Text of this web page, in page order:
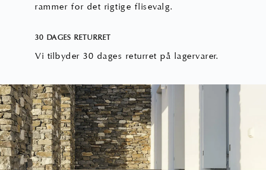
rammer for det rigtige flisevalg.
30 DAGES RETURRET
Vi tilbyder 30 dages returret på lagervarer.